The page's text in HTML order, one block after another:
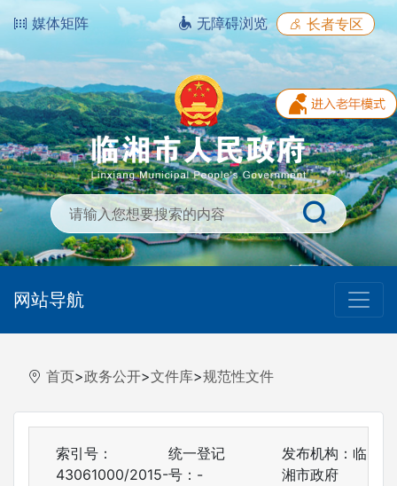
媒体矩阵 无障碍浏览 长者专区
网站导航
首页>政务公开>文件库>规范性文件
索引号：
43061000/2015-
统一登记
号：-
发布机构：临
湘市政府